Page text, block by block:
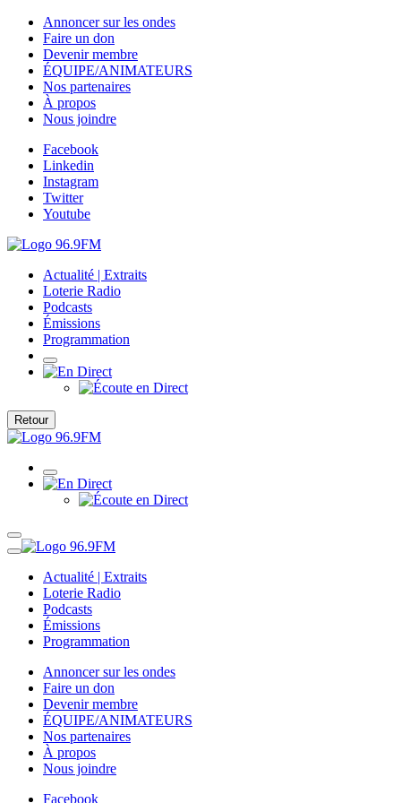
Annoncer sur les ondes
Faire un don
Devenir membre
ÉQUIPE/ANIMATEURS
Nos partenaires
À propos
Nous joindre
Facebook
Linkedin
Instagram
Twitter
Youtube
Actualité | Extraits
Loterie Radio
Podcasts
Émissions
Programmation
Retour
Actualité | Extraits
Loterie Radio
Podcasts
Émissions
Programmation
Annoncer sur les ondes
Faire un don
Devenir membre
ÉQUIPE/ANIMATEURS
Nos partenaires
À propos
Nous joindre
Facebook